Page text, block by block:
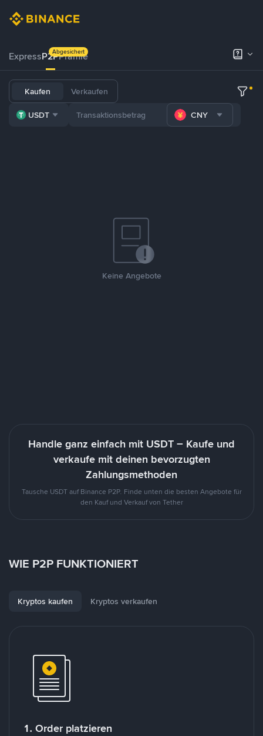
ExpressP2PPrämie
Abgesichert
Kaufen Verkaufen
USDT CNY
Keine Angebote
Handle ganz einfach mit USDT – Kaufe und
verkaufe mit deinen bevorzugten
Zahlungsmethoden
Tausche USDT auf Binance P2P. Finde unten die besten Angebote für
den Kauf und Verkauf von Tether
WIE P2P FUNKTIONIERT
Kryptos kaufen Kryptos verkaufen
1. Order platzieren